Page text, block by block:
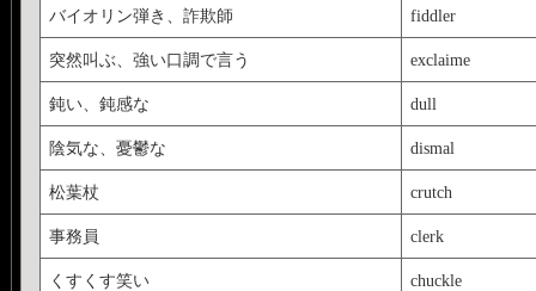
バイオリン弾き、詐欺師 fiddler
突然叫ぶ、強い口調で言う exclaime
鈍い、鈍感な dull
陰気な、憂鬱な dismal
松葉杖 crutch
事務員 clerk
くすくす笑い chuckle